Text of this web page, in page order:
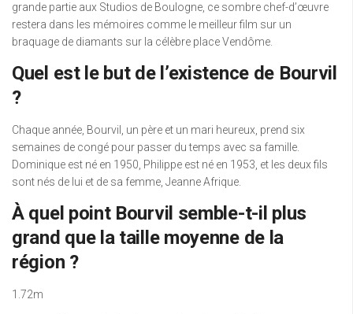
grande partie aux Studios de Boulogne, ce sombre chef-d’œuvre
restera dans les mémoires comme le meilleur film sur un
braquage de diamants sur la célèbre place Vendôme.
Quel est le but de l’existence de Bourvil
?
Chaque année, Bourvil, un père et un mari heureux, prend six
semaines de congé pour passer du temps avec sa famille.
Dominique est né en 1950, Philippe est né en 1953, et les deux fils
sont nés de lui et de sa femme, Jeanne Afrique.
À quel point Bourvil semble-t-il plus
grand que la taille moyenne de la
région ?
1.72m